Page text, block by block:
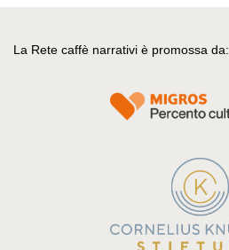
La Rete caffè narrativi è promossa da: